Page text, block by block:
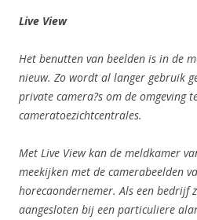
Live View
Het benutten van beelden is in de
nieuw. Zo wordt al langer gebruik
private camera?s om de omgeving
cameratoezichtcentrales.
Met Live View kan de meldkamer
meekijken met de camerabeelden
horecaondernemer. Als een bedrijf
aangesloten bij een particuliere